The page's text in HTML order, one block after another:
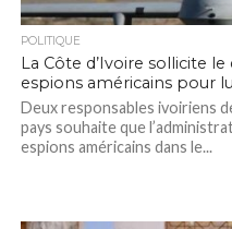
POLITIQUE
La Côte d’Ivoire sollicite
espions américains pour
Deux responsables ivoiriens
pays souhaite que
espions américains dans le...